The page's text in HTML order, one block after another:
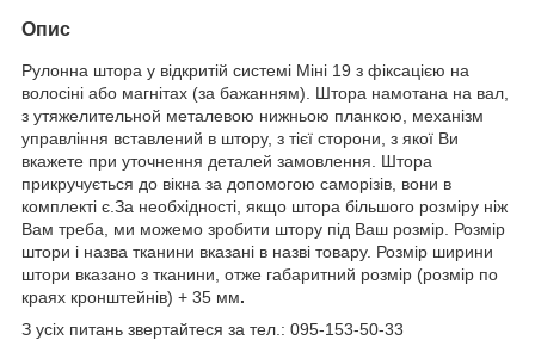
Опис
Рулонна штора у відкритій системі Міні 19 з фіксацією на
волосіні або магнітах (за бажанням). Штора намотана на вал,
з утяжелительной металевою нижньою планкою, механізм
управління вставлений в штору, з тієї сторони, з якої Ви
вкажете при уточнення деталей замовлення. Штора
прикручується до вікна за допомогою саморізів, вони в
комплекті є.За необхідності, якщо штора більшого розміру ніж
Вам треба, ми можемо зробити штору під Ваш розмір. Розмір
штори і назва тканини вказані в назві товару. Розмір ширини
штори вказано з тканини, отже габаритний розмір (розмір по
краях кронштейнів) + 35 мм.
З усіх питань звертайтеся за тел.: 095-153-50-33